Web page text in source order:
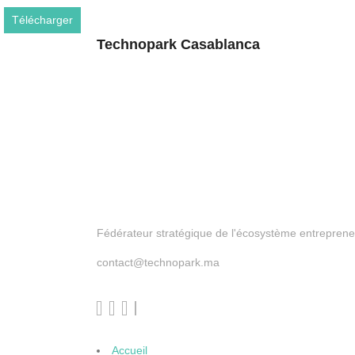
Télécharger
Technopark Casablanca
Fédérateur stratégique de l'écosystème
contact@technopark.ma
Accueil